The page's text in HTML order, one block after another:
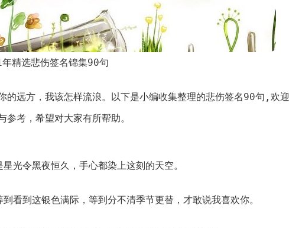
精选悲伤签名锦集90句
的远方，我该怎样流浪。以下是小编收集整理的悲伤签名90句,欢迎
参考，希望对大家有所帮助。
星光令黑夜恒久，手心都染上这刻的天空。
到看到这银色满际，等到分不清季节更替，才敢说我喜欢你。